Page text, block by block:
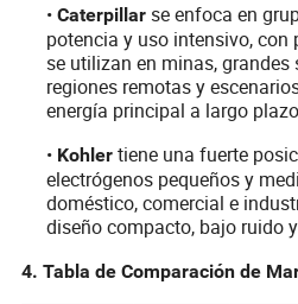
•Caterpillar se enfoca en
potencia y uso intensivo,
se utilizan en minas,
regiones remotas y
energía principal a largo
• Kohler tiene una fuerte
electrógenos pequeños y
doméstico, comercial e
diseño compacto, bajo ruido
4. Tabla de Comparación de